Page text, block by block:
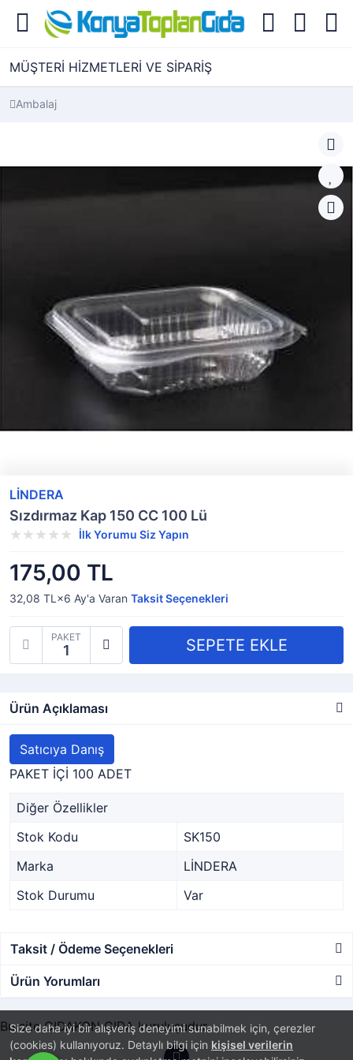
MÜŞTERİ HİZMETLERİ VE SİPARİŞ
Size daha iyi bir alışveriş deneyimi sunabilmek için, çerezler
(cookies) kullanıyoruz. Detaylı bilgi için kişisel verilerin
Ambalaj
LİNDERA
Sızdırmaz Kap 150 CC 100 Lü
İlk Yorumu Siz Yapın
175,00 TL
32,08 TL×6 Ay'a Varan Taksit Seçenekleri
PAKET
Ürün Açıklaması
Satıcıya Danış
PAKET İÇİ 100 ADET
Diğer Özellikler
Stok Kodu
SK150
Marka
LİNDERA
Stok Durumu
Var
Taksit / Ödeme Seçenekleri
Ürün Yorumları
Bu site GIDAKON GIDA kuruluşudur.